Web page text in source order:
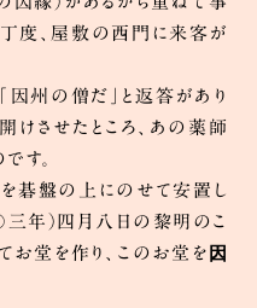
案内
お札
市
度、屋敷の西門に来客が
因州の僧だ」と返答があり
けさせたところ、あの薬師
す。
碁盤の上にのせて安置し
三年）四月八日の黎明のこ
お堂を作り、このお堂を 因